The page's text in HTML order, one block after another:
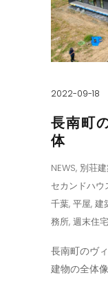
2022-09-18
長南町
体
NEWS, 別荘
セカンドハウ
千葉, 平屋, 建
務所, 週末住宅
長南町のヴ
建物の全体